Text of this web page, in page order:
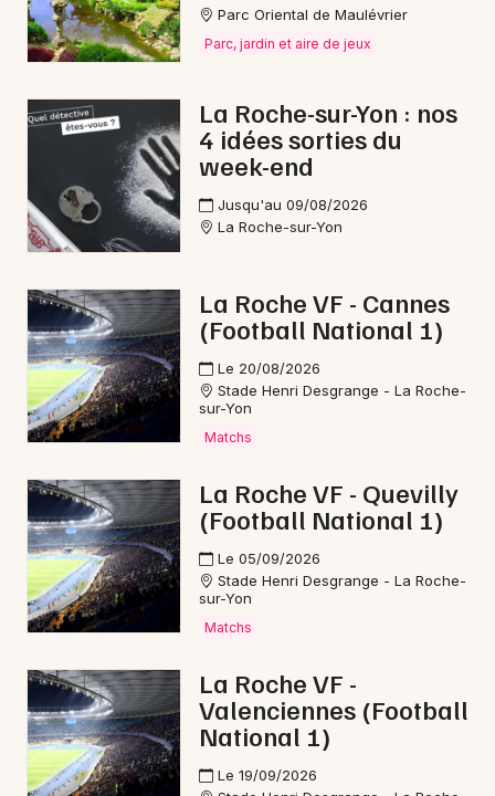
Jeux en Vendée
Newsletter des sorties
Actus à Pouzauges
Magazine à Pouzauges
Choisir mes départements
Mon email
Je m'abonne
Parc Oriental de Maulévrier
Parc, jardin et aire de jeux
La Roche-sur-Yon : nos
4 idées sorties du
week-end
Jusqu'au 09/08/2026
La Roche-sur-Yon
La Roche VF - Cannes
(Football National 1)
Le 20/08/2026
Stade Henri Desgrange - La Roche-
sur-Yon
Matchs
La Roche VF - Quevilly
(Football National 1)
Le 05/09/2026
Stade Henri Desgrange - La Roche-
sur-Yon
Matchs
La Roche VF -
Valenciennes (Football
National 1)
Le 19/09/2026